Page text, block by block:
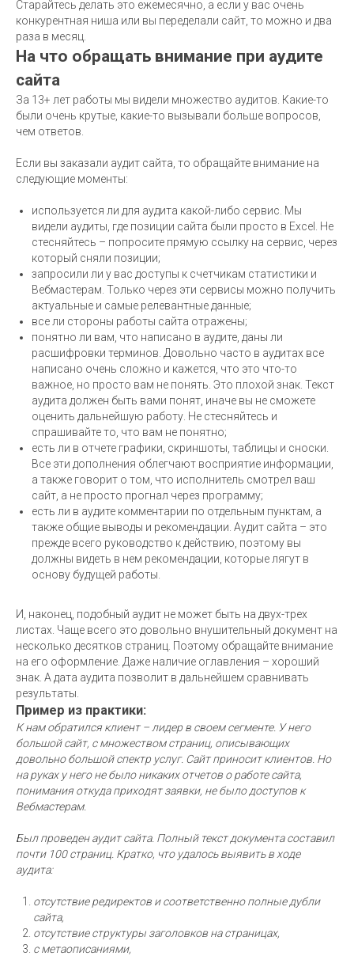
Старайтесь делать это ежемесячно, а если у вас очень
конкурентная ниша или вы переделали сайт, то можно и два
раза в месяц.
На что обращать внимание при аудите
сайта
За 13+ лет работы мы видели множество аудитов. Какие-то
были очень крутые, какие-то вызывали больше вопросов,
чем ответов.
Если вы заказали аудит сайта, то обращайте внимание на
следующие моменты:
используется ли для аудита какой-либо сервис. Мы
видели аудиты, где позиции сайта были просто в Exсel. Не
стесняйтесь – попросите прямую ссылку на сервис, через
который сняли позиции;
запросили ли у вас доступы к счетчикам статистики и
Вебмастерам. Только через эти сервисы можно получить
актуальные и самые релевантные данные;
все ли стороны работы сайта отражены;
понятно ли вам, что написано в аудите, даны ли
расшифровки терминов. Довольно часто в аудитах все
написано очень сложно и кажется, что это что-то
важное, но просто вам не понять. Это плохой знак. Текст
аудита должен быть вами понят, иначе вы не сможете
оценить дальнейшую работу. Не стесняйтесь и
спрашивайте то, что вам не понятно;
есть ли в отчете графики, скриншоты, таблицы и сноски.
Все эти дополнения облегчают восприятие информации,
а также говорит о том, что исполнитель смотрел ваш
сайт, а не просто прогнал через программу;
есть ли в аудите комментарии по отдельным пунктам, а
также общие выводы и рекомендации. Аудит сайта – это
прежде всего руководство к действию, поэтому вы
должны видеть в нем рекомендации, которые лягут в
основу будущей работы.
И, наконец, подобный аудит не может быть на двух-трех
листах. Чаще всего это довольно внушительный документ на
несколько десятков страниц. Поэтому обращайте внимание
на его оформление. Даже наличие оглавления – хороший
знак. А дата аудита позволит в дальнейшем сравнивать
результаты.
Пример из практики:
К нам обратился клиент – лидер в своем сегменте. У него
большой сайт, с множеством страниц, описывающих
довольно большой спектр услуг. Сайт приносит клиентов. Но
на руках у него не было никаких отчетов о работе сайта,
понимания откуда приходят заявки, не было доступов к
Вебмастерам.
Был проведен аудит сайта. Полный текст документа составил
почти 100 страниц. Кратко, что удалось выявить в ходе
аудита:
отсутствие редиректов и соответственно полные дубли
сайта,
отсутствие структуры заголовков на страницах,
с метаописаниями,
8 800 201 67
87
Обсудить задачу
Компания Продвижение
Разработка Аудиты
Кейсы Бесплатный аудит
Контакты 152-ФЗ
Интернет-агентство "Северсайт" 2012-2026
Политика конфиденциальности |Согласие на обработку
Персональные данные, опубликованные на сайте,
размещены с согласия субъектов персональных данных.
Условия и запреты не установлены.